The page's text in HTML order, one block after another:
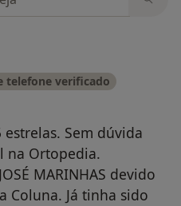
telefone verificado
Sem dúvida
na Ortopedia.
MARINHAS devido
Coluna. Já tinha sido